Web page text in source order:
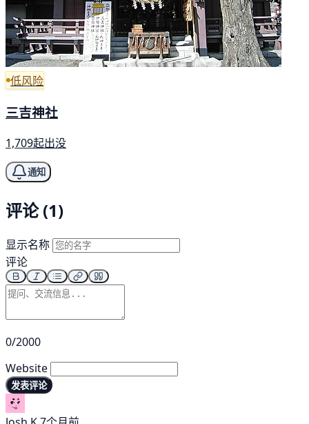
低风险
三吉神社
1,709起出没
通知
评论 (1)
显示名称
评论
0/2000
Website
发表评论